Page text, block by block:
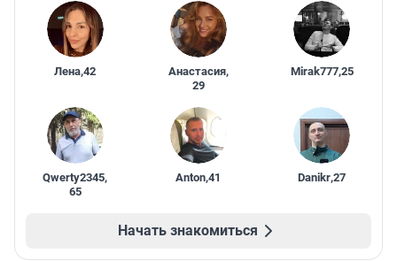
Лена,42 Анастасия,
29
Mirak777,25
Qwerty2345,
65
Anton,41 Danikr,27
Начать знакомиться